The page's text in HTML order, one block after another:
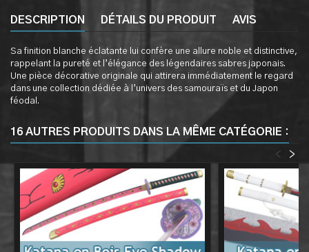
DESCRIPTION DÉTAILS DU PRODUIT AVIS
Sa finition blanche éclatante lui confère une allure noble et distinctive,
rappelant la pureté et l’élégance des légendaires sabres japonais.
Une pièce décorative originale qui attirera immédiatement le regard
dans une collection dédiée à l’univers des samouraïs et du Japon
féodal.
16 AUTRES PRODUITS DANS LA MÊME CATÉGORIE :
>
<